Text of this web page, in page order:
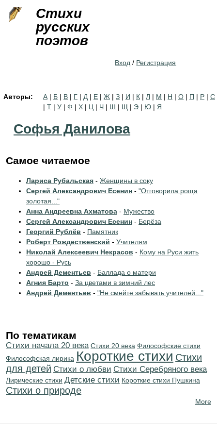
Стихи
русских
поэтов
Вход / Регистрация
Авторы: А | Б | В | Г | Д | Е | Ж | З | И | К | Л | М | Н | О | П | Р | С
| Т | У | Ф | Х | Ц | Ч | Ш | Щ | Э | Ю | Я
Софья Данилова
Самое читаемое
Лариса Рубальская - Женщины в соку
Сергей Александрович Есенин - "Отговорила роща
золотая..."
Анна Андреевна Ахматова - Мужество
Сергей Александрович Есенин - Берёза
Георгий Рублёв - Памятник
Роберт Рождественский - Учителям
Николай Алексеевич Некрасов - Кому на Руси жить
хорошо - Русь
Андрей Дементьев - Баллада о матери
Агния Барто - За цветами в зимний лес
Андрей Дементьев - "Не смейте забывать учителей..."
По тематикам
Cтихи начала 20 века Стихи 20 века Философские стихи
Философская лирика Короткие стихи Стихи
для детей Стихи о любви Cтихи Серебряного века
Лирические стихи Детские стихи Короткие стихи Пушкина
Стихи о природе
More